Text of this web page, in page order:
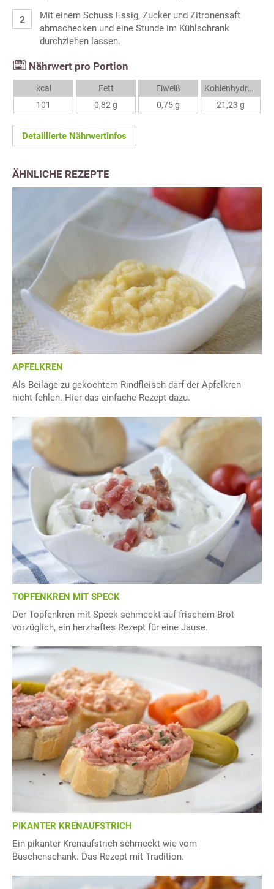
Mit einem Schuss Essig, Zucker und Zitronensaft
abmschecken und eine Stunde im Kühlschrank
durchziehen lassen.
Nährwert pro Portion
kcal
101
Fett
0,82 g
Eiweiß
0,75 g
Kohlenhydrate
21,23 g
Detaillierte Nährwertinfos
ÄHNLICHE REZEPTE
APFELKREN
Als Beilage zu gekochtem Rindfleisch darf der Apfelkren
nicht fehlen. Hier das einfache Rezept dazu.
TOPFENKREN MIT SPECK
Der Topfenkren mit Speck schmeckt auf frischem Brot
vorzüglich, ein herzhaftes Rezept für eine Jause.
PIKANTER KRENAUFSTRICH
Ein pikanter Krenaufstrich schmeckt wie vom
Buschenschank. Das Rezept mit Tradition.